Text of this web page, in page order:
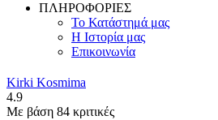
ΠΛΗΡΟΦΟΡΙΕΣ
Το Κατάστημά μας
Η Ιστορία μας
Επικοινωνία
Kirki Kosmima
4.9
Με βάση 84 κριτικές